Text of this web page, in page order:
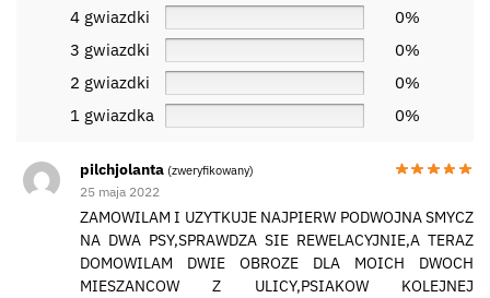
4 gwiazdki
0%
3 gwiazdki
0%
2 gwiazdki
0%
1 gwiazdka
0%
pilchjolanta (zweryfikowany)
25 maja 2022
ZAMOWILAM I UZYTKUJE NAJPIERW PODWOJNA SMYCZ
NA DWA PSY,SPRAWDZA SIE REWELACYJNIE,A TERAZ
DOMOWILAM DWIE OBROZE DLA MOICH DWOCH
MIESZANCOW Z ULICY,PSIAKOW KOLEJNEJ